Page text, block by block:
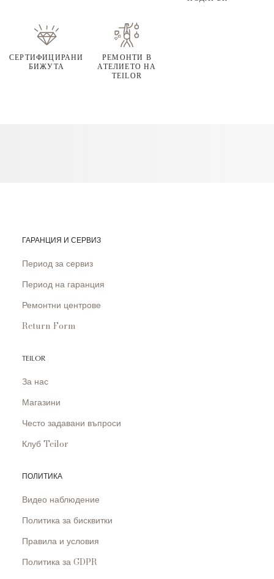
СЕРТИФИЦИРАНИ
БИЖУТА
РЕМОНТИ В
АТЕЛИЕТО НА
TEILOR
ГАРАНЦИЯ И СЕРВИЗ
Период за сервиз
Период на гаранция
Ремонтни центрове
Return Form
TEILOR
За нас
Магазини
Често задавани въпроси
Клуб Teilor
ПОЛИТИКА
Видео наблюдение
Политика за бисквитки
Правила и условия
Политика за GDPR